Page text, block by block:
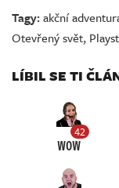
Tagy:akční
Otevřený svět,
LÍBIL SE TI
42
WOW